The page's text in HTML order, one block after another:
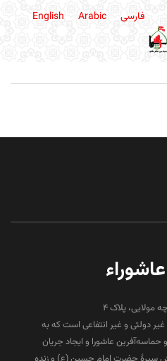
فارسی English Arabic
مولایی، پلاک 4
دولتی و غیر انتفاعی است که به
عاشورا و ایجاد جریان